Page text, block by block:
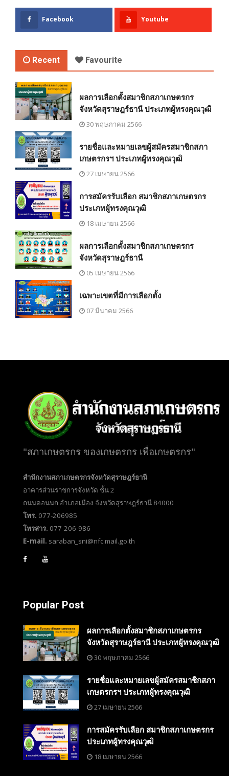
Facebook Youtube
Recent Favourite
ผลการเลือกตั้งสมาชิกสภาเกษตรกร
จังหวัดสุราษฎร์ธานี ประเภทผู้ทรงคุณวุฒิ
30 พฤษภาคม 2566
รายชื่อและหมายเลขผู้สมัครสมาชิกสภา
เกษตรกรฯ ประเภทผู้ทรงคุณวุฒิ
27 เมษายน 2566
การสมัครรับเลือก สมาชิกสภาเกษตรกร
ประเภทผู้ทรงคุณวุฒิ
18 เมษายน 2566
ผลการเลือกตั้งสมาชิกสภาเกษตรกร
จังหวัดสุราษฎร์ธานี
05 เมษายน 2566
เฉพาะเขตที่มีการเลือกตั้ง
07 มีนาคม 2566
"สภาเกษตรกร ของเกษตรกร เพื่อเกษตรกร"
สำนักงานสภาเกษตรกรจังหวัดสุราษฎร์ธานี
อาคารส่วนราชการจังหวัด ชั้น 2
ถนนดอนนก อำเภอเมือง จังหวัดสุราษฎร์ธานี 84000
โทร. 077-206985
โทรสาร. 077-206-986
E-mail. saraban_sni@nfc.mail.go.th
Popular Post
ผลการเลือกตั้งสมาชิกสภาเกษตรกร
จังหวัดสุราษฎร์ธานี ประเภทผู้ทรงคุณวุฒิ
30 พฤษภาคม 2566
รายชื่อและหมายเลขผู้สมัครสมาชิกสภา
เกษตรกรฯ ประเภทผู้ทรงคุณวุฒิ
27 เมษายน 2566
การสมัครรับเลือก สมาชิกสภาเกษตรกร
ประเภทผู้ทรงคุณวุฒิ
18 เมษายน 2566